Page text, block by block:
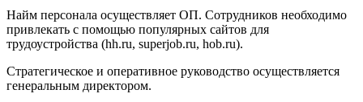
Найм персонала осуществляет ОП. Сотрудников необходимо
привлекать с помощью популярных сайтов для
трудоустройства (hh.ru, superjob.ru, hob.ru).
Стратегическое и оперативное руководство осуществляется
генеральным директором.